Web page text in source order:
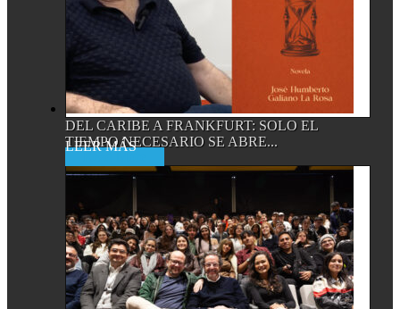
DEL CARIBE A FRANKFURT: SOLO EL
TIEMPO NECESARIO SE ABRE...